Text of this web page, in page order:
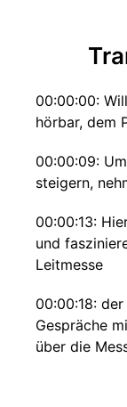
00:00:00:
hörbar, dem
00:00:09:
steigern,
00:00:13:
und
Leitmesse
00:00:18:
Gespräche
über die